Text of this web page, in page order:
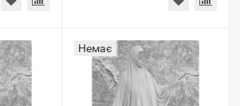
Немає